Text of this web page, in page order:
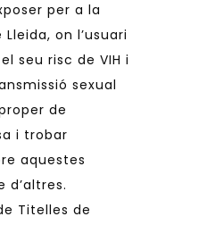
per a la
on l’usuari
seu risc de VIH i
sexual
de
i trobar
aquestes
d’altres.
Titelles de